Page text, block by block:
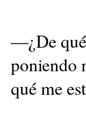
—¿De qué
poniendo
qué me